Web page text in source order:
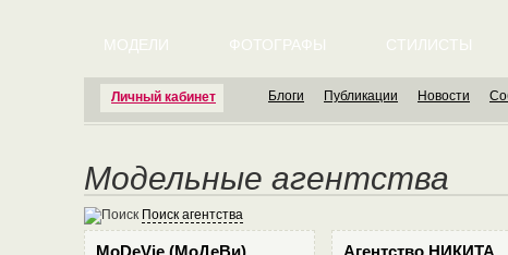
Личный кабинет
МОДЕЛИ ФОТОГРАФЫ СТИЛИСТЫ
Блоги Публикации Новости
Модельные агентства
Поиск агентства
MoDeVie (МоДеВи) Агентство НИКИТА